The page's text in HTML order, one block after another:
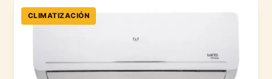
CLIMATIZACIÓN